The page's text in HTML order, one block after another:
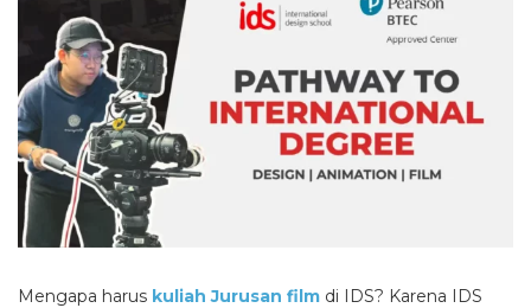
Mengapa harus kuliah Jurusan film di IDS? Karena IDS